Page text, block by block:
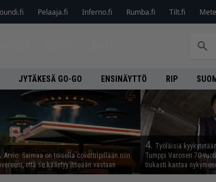
Pelaaja.fi Inferno.fi Rumba.fi Tilt.fi
JYTÄKESÄ GO-GO ENSINÄYTTÖ RIP
Arvio: Saimaa on toisella covertripillään niin
että se kääntyy itseään vastaan
4. Työläisiä
Tumppi Varosen 70-
tiukasti kantaa